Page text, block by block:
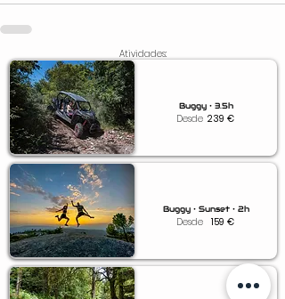
Atividades:
Buggy • 3.5h
Desde 239 €
Buggy • Sunset • 2h
Desde 159 €